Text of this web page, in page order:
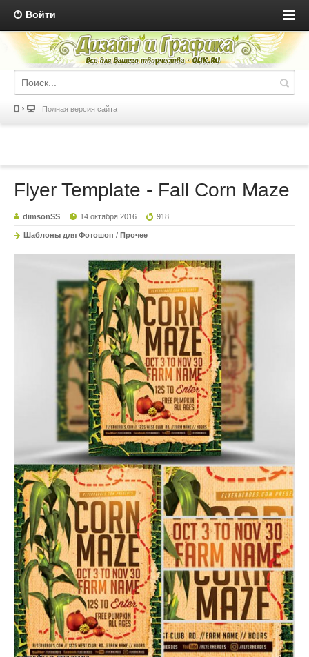
Войти
Полная версия сайта
Flyer Template - Fall Corn Maze
dimsonSS 14 октября 2016 918
Шаблоны для Фотошоп / Прочее